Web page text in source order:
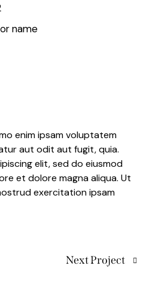
name
enim ipsam voluptatem
aut odit aut fugit, quia.
elit, sed do eiusmod
et dolore magna aliqua. Ut
exercitation ipsam
Next Project